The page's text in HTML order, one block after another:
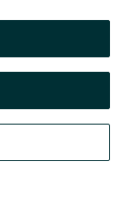
powyżej,
brzmieniu.